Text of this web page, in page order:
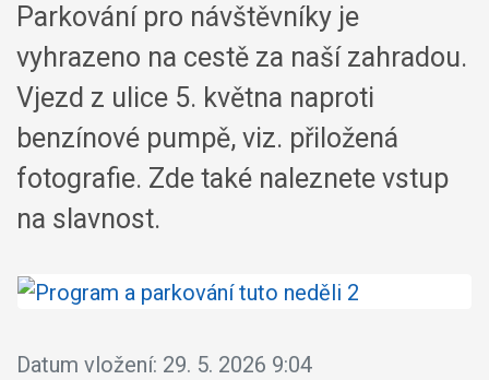
Parkování pro návštěvníky je
vyhrazeno na cestě za naší zahradou.
Vjezd z ulice 5. května naproti
benzínové pumpě, viz. přiložená
fotografie. Zde také naleznete vstup
na slavnost.
Datum vložení: 29. 5. 2026 9:04